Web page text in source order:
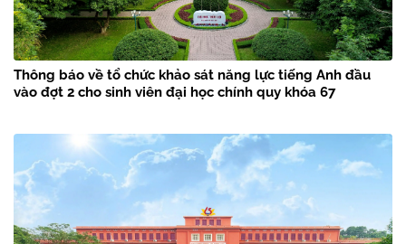
Thông báo về tổ chức khảo sát năng lực tiếng Anh đầu
vào đợt 2 cho sinh viên đại học chính quy khóa 67